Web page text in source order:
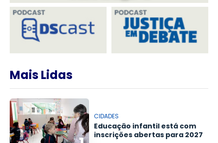
Mais Lidas
CIDADES
Educação infantil está com
inscrições abertas para 2027